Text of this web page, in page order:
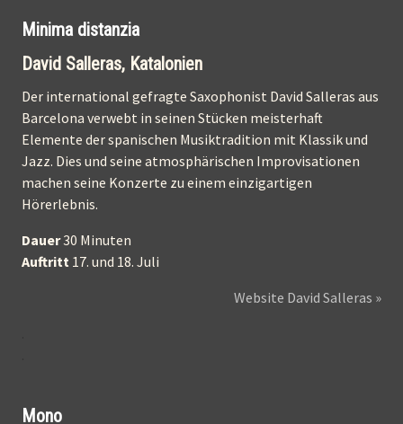
Minima distanzia
David Salleras, Katalonien
Der international gefragte Saxophonist David Salleras aus
Barcelona verwebt in seinen Stücken meisterhaft
Elemente der spanischen Musiktradition mit Klassik und
Jazz. Dies und seine atmosphärischen Improvisationen
machen seine Konzerte zu einem einzigartigen
Hörerlebnis.
Dauer30 Minuten
Auftritt 17. und 18. Juli
Website David Salleras »
Mono